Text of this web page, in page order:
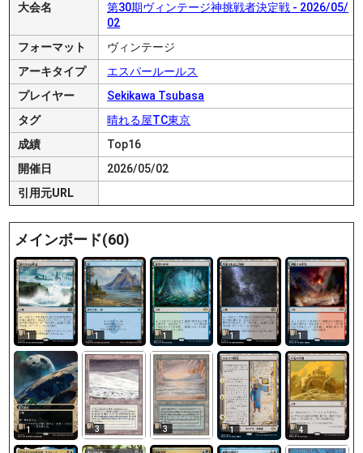
大会名
第30期ヴィンテージ神挑戦者決定戦 - 2026/05/
02
フォーマット
ヴィンテージ
アーキタイプ
エスパールールス
プレイヤー
Sekikawa Tsubasa
タグ
晴れる屋TC東京
成績
Top16
開催日
2026/05/02
引用元URL
メインボード(60)
1 1 1 1 1
1 3 3 1 4